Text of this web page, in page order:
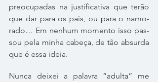
pre­o­cu­pa­das na jus­ti­fi­ca­tiva que terão
que dar para os pais, ou para o namo­
rado… Em nenhum momento isso pas­
sou pela minha cabeça, de tão absurda
que é essa ideia.
Nunca dei­xei a pala­vra “adulta” me